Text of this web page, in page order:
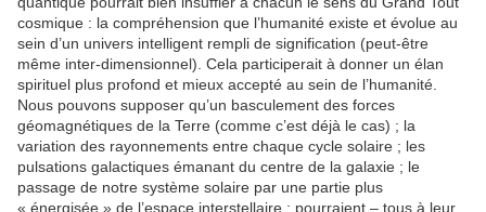
cosmique : la compréhension que l’humanité existe et évolue au
sein d’un univers intelligent rempli de signification (peut-être
même inter-dimensionnel). Cela participerait à donner un élan
spirituel plus profond et mieux accepté au sein de l’humanité.
Nous pouvons supposer qu’un basculement des forces
géomagnétiques de la Terre (comme c’est déjà le cas) ; la
variation des rayonnements entre chaque cycle solaire ; les
pulsations galactiques émanant du centre de la galaxie ; le
passage de notre système solaire par une partie plus
« énergisée » de l’espace interstellaire ; pourraient – tous à leur